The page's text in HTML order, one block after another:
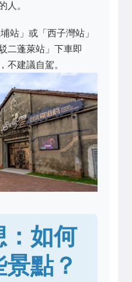
人。
站」或「西子灣站」
二蓬萊站」下車即
不建議自駕。
如何
點？